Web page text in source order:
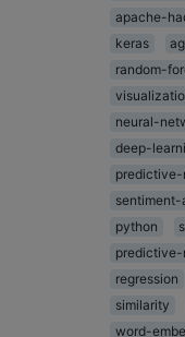
apache-
keras
random-
neural-
deep-
predictive-
sentiment-
python
predictive-
regression
similarity
word-